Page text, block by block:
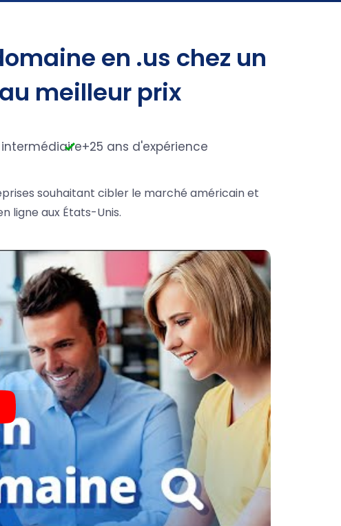
en .us chez un
meilleur prix
intermédiaire+25 ans d'expérience
souhaitant cibler le marché américain et
ligne aux États-Unis.